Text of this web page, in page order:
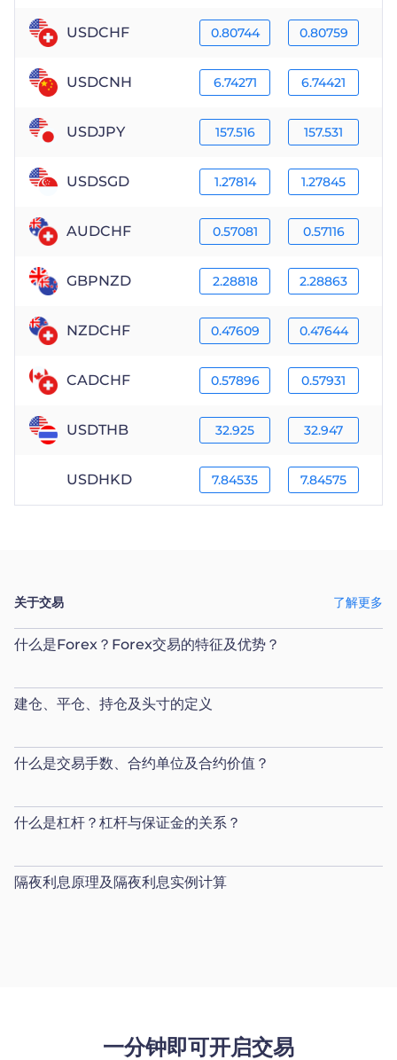
USDCHF 0.80744 0.80759
USDCNH 6.74271 6.74421
USDJPY 157.516 157.531
USDSGD 1.27814 1.27845
AUDCHF 0.57081 0.57116
GBPNZD 2.28818 2.28863
NZDCHF 0.47609 0.47644
CADCHF 0.57896 0.57931
USDTHB 32.925 32.947
USDHKD 7.84535 7.84575
关于交易 了解更多
什么是Forex？Forex交易的特征及优势？
建仓、平仓、持仓及头寸的定义
什么是交易手数、合约单位及合约价值？
什么是杠杆？杠杆与保证金的关系？
隔夜利息原理及隔夜利息实例计算
一分钟即可开启交易